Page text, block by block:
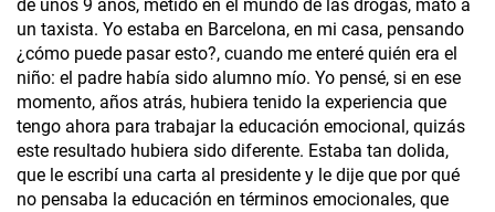
de unos 9 años, metido en el mundo de las drogas, mató a
un taxista. Yo estaba en Barcelona, en mi casa, pensando
¿cómo puede pasar esto?, cuando me enteré quién era el
niño: el padre había sido alumno mío. Yo pensé, si en ese
momento, años atrás, hubiera tenido la experiencia que
tengo ahora para trabajar la educación emocional, quizás
este resultado hubiera sido diferente. Estaba tan dolida,
que le escribí una carta al presidente y le dije que por qué
no pensaba la educación en términos emocionales, que